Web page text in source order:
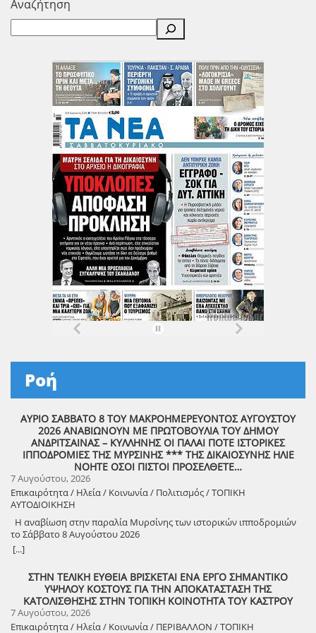
Αναζήτηση
Ροή
ΑΥΡΙΟ ΣΑΒΒΑΤΟ 8 ΤΟΥ ΜΑΚΡΟΗΜΕΡΕΥΟΝΤΟΣ ΑΥΓΟΥΣΤΟΥ
2026 ΑΝΑΒΙΩΝΟΥΝ ΜΕ ΠΡΩΤΟΒΟΥΛΙΑ ΤΟΥ ΔΗΜΟΥ
ΑΝΔΡΙΤΣΑΙΝΑΣ – ΚΥΛΛΗΝΗΣ ΟΙ ΠΑΛΑΙ ΠΟΤΕ ΙΣΤΟΡΙΚΕΣ
ΙΠΠΟΔΡΟΜΙΕΣ ΤΗΣ ΜΥΡΣΙΝΗΣ *** ΤΗΣ ΔΙΚΑΙΟΣΥΝΗΣ ΗΛΙΕ
ΝΟΗΤΕ ΟΣΟΙ ΠΙΣΤΟΙ ΠΡΟΣΕΛΘΕΤΕ…
7 Αυγούστου, 2026
Επικαιρότητα / Ηλεία / Κοινωνία / Πολιτισμός / ΤΟΠΙΚΗ
ΑΥΤΟΔΙΟΙΚΗΣΗ
Η αναβίωση στην παραλία Μυρσίνης των ιστορικών ιπποδρομιών
το Σάββατο 8 Αυγούστου 2026
[...]
ΣΤΗΝ ΤΕΛΙΚΗ ΕΥΘΕΙΑ ΒΡΙΣΚΕΤΑΙ ΕΝΑ ΕΡΓΟ ΣΗΜΑΝΤΙΚΟ
ΥΨΗΛΟΥ ΚΟΣΤΟΥΣ ΓΙΑ ΤΗΝ ΑΠΟΚΑΤΑΣΤΑΣΗ ΤΗΣ
ΚΑΤΟΛΙΣΘΗΣΗΣ ΣΤΗΝ ΤΟΠΙΚΗ ΚΟΙΝΟΤΗΤΑ ΤΟΥ ΚΑΣΤΡΟΥ
7 Αυγούστου, 2026
Επικαιρότητα / Ηλεία / Κοινωνία / ΠΕΡΙΒΑΛΛΟΝ / ΤΟΠΙΚΗ